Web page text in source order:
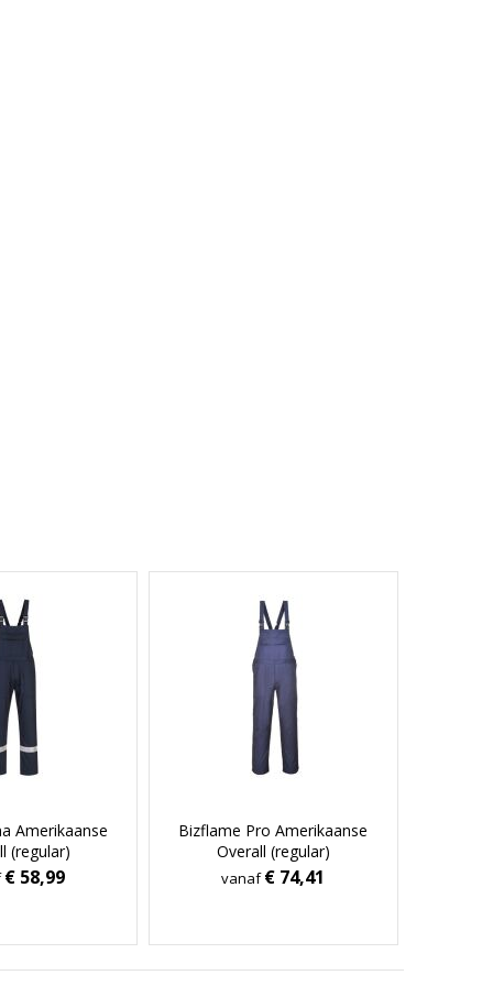
Amerikaanse
(regular)
€ 58,99
Bizflame Pro Amerikaanse
Overall (regular)
vanaf€ 74,41